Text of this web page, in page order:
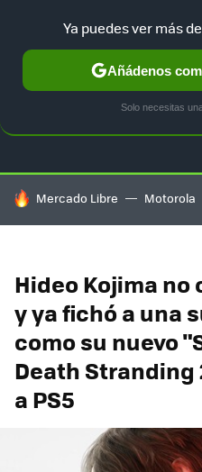
HOY SE HABLA DE
Mercado Libre Motorola
Hideo Kojima no
y ya fichó a una
como su nuevo
Death Stranding
a PS5
Ya puedes ver más
Añádenos
Solo necesitas